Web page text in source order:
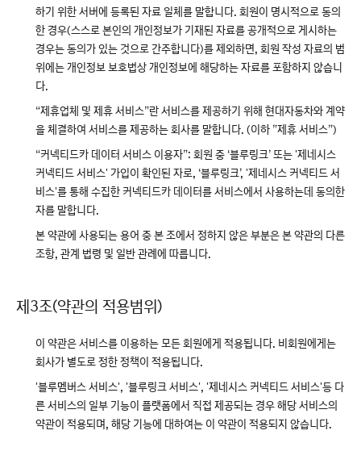
하기 위한 서버에 등록된 자료 일체를 말합니다. 회원이 명시적으로 동의
한 경우(스스로 본인의 개인정보가 기재된 자료를 공개적으로 게시하는
경우는 동의가 있는 것으로 간주합니다)를 제외하면, 회원 작성 자료의 범
위에는 개인정보 보호법상 개인정보에 해당하는 자료를 포함하지 않습니
다.
“제휴업체 및 제휴 서비스”란 서비스를 제공하기 위해 현대자동차와 계약
을 체결하여 서비스를 제공하는 회사를 말합니다. (이하 ”제휴 서비스”)
“커넥티드카 데이터 서비스 이용자”: 회원 중 ‘블루링크’ 또는 '제네시스
커넥티드 서비스' 가입이 확인된 자로, ‘블루링크’, '제네시스 커넥티드 서
비스'를 통해 수집한 커넥티드카 데이터를 서비스에서 사용하는데 동의한
자를 말합니다.
본 약관에 사용되는 용어 중 본 조에서 정하지 않은 부분은 본 약관의 다른
조항, 관계 법령 및 일반 관례에 따릅니다.
제3조(약관의 적용범위)
이 약관은 서비스를 이용하는 모든 회원에게 적용됩니다. 비회원에게는
회사가 별도로 정한 정책이 적용됩니다.
'블루멤버스 서비스', '블루링크 서비스', '제네시스 커넥티드 서비스'등 다
른 서비스의 일부 기능이 플랫폼에서 직접 제공되는 경우 해당 서비스의
약관이 적용되며, 해당 기능에 대하여는 이 약관이 적용되지 않습니다.